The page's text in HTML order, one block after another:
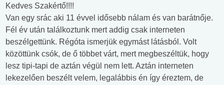
Kedves Szakértő!!!!
Van egy srác aki 11 évvel idősebb nálam és van barátnője.
Fél év után találkoztunk mert addig csak interneten
beszélgettünk. Régóta ismerjük egymást látásból. Volt
közöttünk csók, de ő többet várt, mert megbeszéltük, hogy
lesz tipi-tapi de aztán végül nem lett. Aztán interneten
lekezelően beszélt velem, legalábbis én így éreztem, de